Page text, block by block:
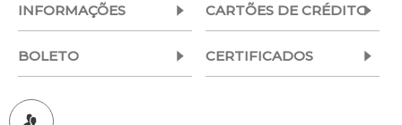
INFORMAÇÕES CARTÕES DE CRÉDITO
BOLETO CERTIFICADOS